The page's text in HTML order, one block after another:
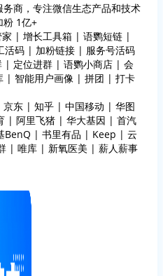
商，专注微信生态产品和技术
粉 1亿+
家 | 增长工具箱 | 语鹦短链 |
码 | 加粉链接 | 服务号活码
| 定位进群 | 语鹦小商店 | 会
| 智能用户画像 | 拼团 | 打卡
京东 | 知乎 | 中国移动 | 华图
| 阿里飞猪 | 华大基因 | 首汽
BenQ | 书里有品 | Keep | 云
| 唯库 | 新氧医美 | 薪人薪事